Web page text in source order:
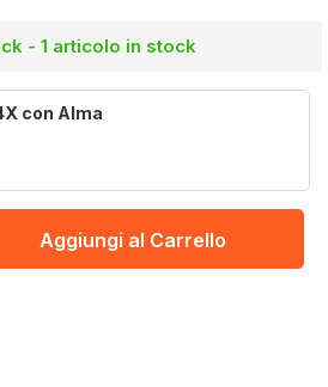
- 1 articolo in stock
con Alma
Aggiungi al Carrello